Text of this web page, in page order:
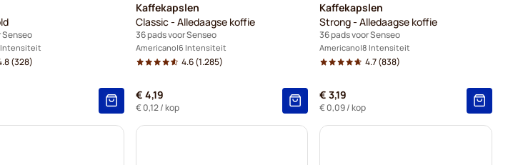
Senseo
Intensiteit
(328)
Kaffekapslen
Classic - Alledaagse koffie
36 pads voor Senseo
Americano 6 Intensiteit
4.6(1.285)
€ 4,19
€ 0,12/ kop
Kaffekapslen
Strong - Alledaagse koffie
36 pads voor Senseo
Americano 8 Intensiteit
4.7(838)
€ 3,19
€ 0,09/ kop